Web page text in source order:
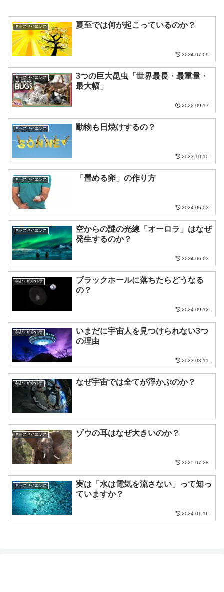
キッズサイエンス 夏至では何が起こっているのか？
2024.07.09
キッズサイエンス
3つの巨大昆虫「世界最長・最重量・
最大幅」
2022.09.17
キッズサイエンス 動物も日焼けするの？
2023.10.10
キッズサイエンス 「畳める卵」の作り方
2024.06.03
キッズサイエンス
空からの謎の光線「オーロラ」はなぜ
発生するのか？
2024.06.03
宇宙・航空科学
ブラックホールに落ちたらどうなる
の？
2024.09.12
宇宙・航空科学
いまだに宇宙人を見つけられない3つ
の理由
2023.03.11
宇宙・航空科学 なぜ宇宙では全てが浮かぶのか？
キッズサイエンス ゾウの耳はなぜ大きいのか？
2025.07.28
キッズサイエンス
実は「水は電気を流さない」って知っ
ていますか？
2024.01.16